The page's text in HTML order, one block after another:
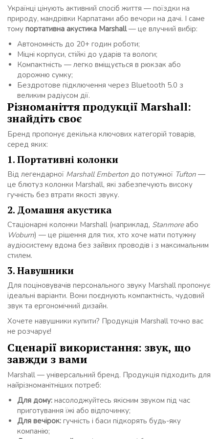
Українці цінують активний спосіб життя — поїздки на
природу, мандрівки Карпатами або вечори на дачі. І саме
тому портативна акустика Marshall— це влучний вибір:
Автономність до 20+ годин роботи;
Міцні корпуси, стійкі до ударів та вологи;
Компактність — легко вміщується в рюкзак або
дорожню сумку;
Бездротове підключення через Bluetooth 5.0 з
великим радіусом дії.
Різноманіття продукції Marshall:
знайдіть своє
Бренд пропонує декілька ключових категорій товарів,
серед яких:
1. Портативні колонки
Від легендарної Marshall Emberton до потужної Tufton —
це блютуз колонки Marshall, які забезпечують високу
гучність без втрати якості звуку.
2. Домашня акустика
Стаціонарні колонки Marshall (наприклад, Stanmoreабо
Woburn) — це рішення для тих, хто хоче мати потужну
аудіосистему вдома без зайвих проводів і з максимальним
стилем.
3. Навушники
Для поціновувачів персонального звуку Marshall пропонує
ідеальні варіанти. Вони поєднують компактність, чудовий
звук та ергономічний дизайн.
Хочете навушники купити? Продукція Marshall точно вас
не розчарує!
Сценарії використання: звук, що
завжди з вами
Marshall — універсальний бренд. Продукція підходить для
найрізноманітніших потреб:
Для дому: насолоджуйтесь якісним звуком під час
приготування їжі або відпочинку;
Для вечірок: гучність і баси підкорять будь-яку
компанію;